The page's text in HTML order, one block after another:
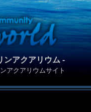
ンアクアリウム -
アクアリウムサイト